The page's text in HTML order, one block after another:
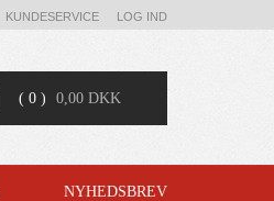
KUNDESERVICE LOG IND
( 0 ) 0,00 DKK
NYHEDSBREV